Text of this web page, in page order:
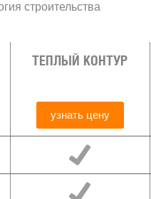
строительства
ТЕПЛЫЙ КОНТУР
узнать цену